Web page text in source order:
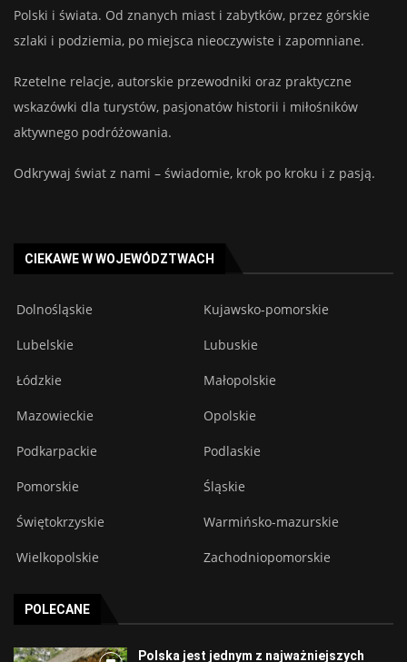
Polski i świata. Od znanych miast i zabytków, przez górskie
szlaki i podziemia, po miejsca nieoczywiste i zapomniane.
Rzetelne relacje, autorskie przewodniki oraz praktyczne
wskazówki dla turystów, pasjonatów historii i miłośników
aktywnego podróżowania.
Odkrywaj świat z nami – świadomie, krok po kroku i z pasją.
CIEKAWE W WOJEWÓDZTWACH
Dolnośląskie Kujawsko-pomorskie
Lubelskie Lubuskie
Łódzkie Małopolskie
Mazowieckie Opolskie
Podkarpackie Podlaskie
Pomorskie Śląskie
Świętokrzyskie Warmińsko-mazurskie
Wielkopolskie Zachodniopomorskie
POLECANE
Polska jest jednym z najważniejszych